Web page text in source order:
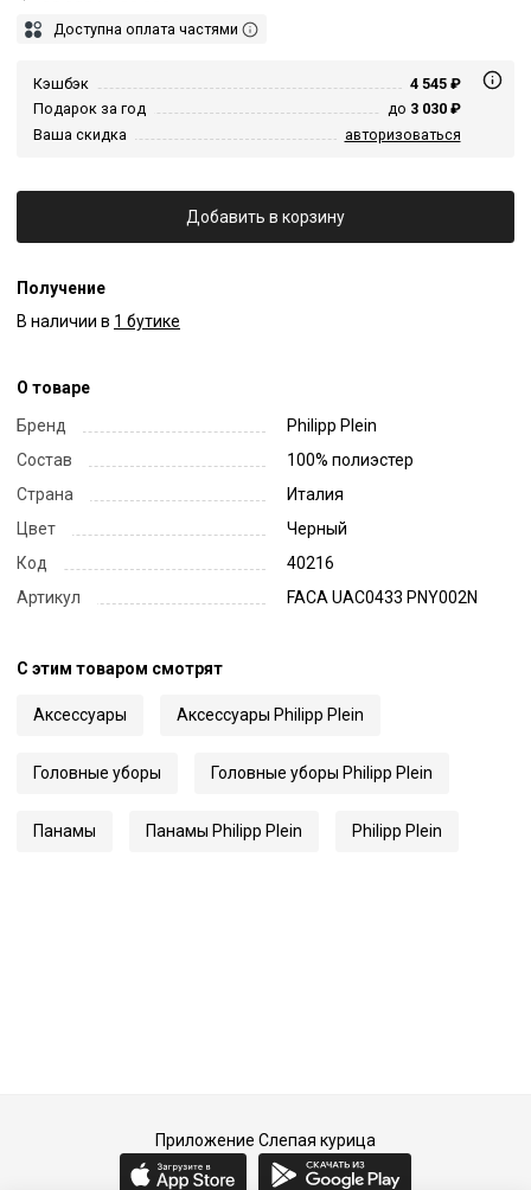
Доступна оплата частями
Кэшбэк
4 545 ₽
Подарок за год
до 3 030 ₽
Ваша скидка
авторизоваться
Добавить в корзину
Получение
В наличии в 1 бутике
О товаре
Бренд
Philipp Plein
Состав
100% полиэстер
Страна
Италия
Цвет
Черный
Код
40216
Артикул
FACA UAC0433 PNY002N
С этим товаром смотрят
Аксессуары Аксессуары Philipp Plein
Головные уборы Головные уборы Philipp Plein
Панамы Панамы Philipp Plein Philipp Plein
Приложение Слепая курица